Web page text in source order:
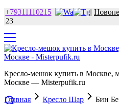
+79311110215 |
23
Кресло-мешок купить в Москве,
Москве — Misterpufik.ru
Главная Кресло Шар Бин